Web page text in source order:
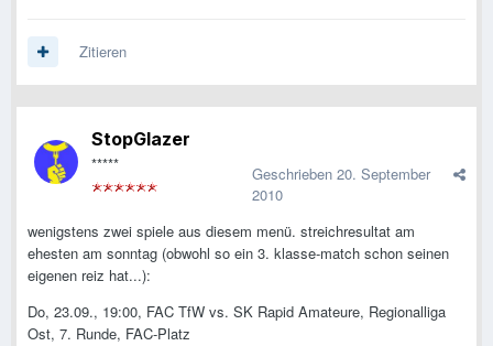
Zitieren
StopGlazer
***** Geschrieben 20. September
2010
wenigstens zwei spiele aus diesem menü. streichresultat am
ehesten am sonntag (obwohl so ein 3. klasse-match schon seinen
eigenen reiz hat...):
Do, 23.09., 19:00, FAC TfW vs. SK Rapid Amateure, Regionalliga
Ost, 7. Runde, FAC-Platz